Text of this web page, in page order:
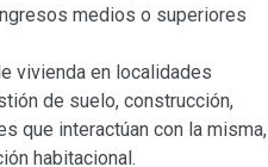
medios o superiores
vivienda en localidades
de suelo, construcción,
que interactúan con la misma,
habitacional.